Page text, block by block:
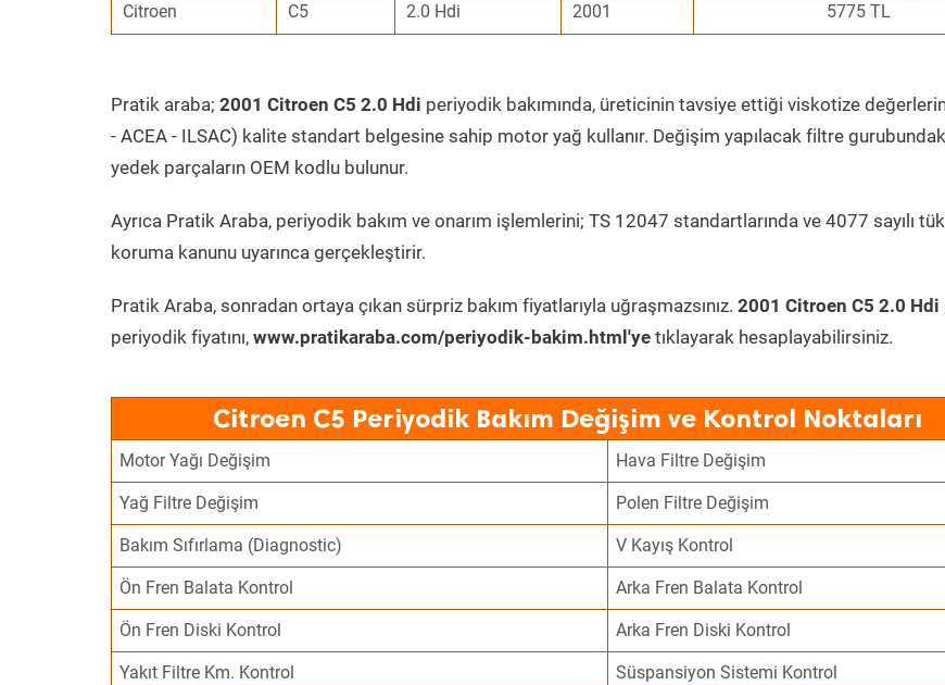
Citroen C5 2.0 Hdi 2001 5775 TL
Pratik araba; 2001 Citroen C5 2.0 Hdi periyodik bakımında, üreticinin tavsiye ettiği viskotize
- ACEA - ILSAC) kalite standart belgesine sahip motor yağ kullanır. Değişim yapılacak filtre
yedek parçaların OEM kodlu bulunur.
Ayrıca Pratik Araba, periyodik bakım ve onarım işlemlerini; TS 12047 standartlarında ve 4077 sayılı
koruma kanunu uyarınca gerçekleştirir.
Pratik Araba, sonradan ortaya çıkan sürpriz bakım fiyatlarıyla uğraşmazsınız. 2001 Citroen C5 2.0 Hdi
periyodik fiyatını, www.pratikaraba.com/periyodik-bakim.html'ye tıklayarak hesaplayabilirsiniz.
Citroen C5 Periyodik Bakım Değişim ve Kontrol Noktaları
Motor Yağı Değişim Hava Filtre Değişim
Yağ Filtre Değişim Polen Filtre Değişim
Bakım Sıfırlama (Diagnostic) V Kayış Kontrol
Ön Fren Balata Kontrol Arka Fren Balata Kontrol
Ön Fren Diski Kontrol Arka Fren Diski Kontrol
Yakıt Filtre Km. Kontrol Süspansiyon Sistemi Kontrol